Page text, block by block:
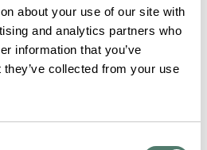
about your use of our site with
and analytics partners who
information that you’ve
collected from your use